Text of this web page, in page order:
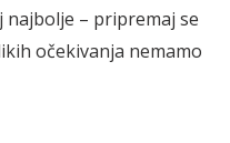
najbolje – pripremaj se
očekivanja nemamo